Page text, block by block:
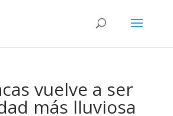
vuelve a ser
más lluviosa